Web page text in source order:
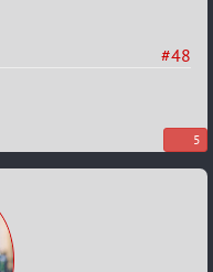
#48
5